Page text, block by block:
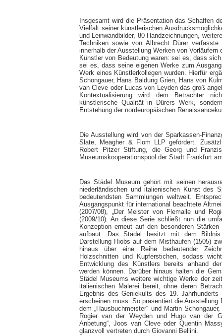
Insgesamt wird die Präsentation das Schaffen
Vielfalt seiner künstlerischen
und Leinwandbilder, 80 Handzeichnungen,
Techniken sowie von Albrecht Dürer
innerhalb der Ausstellung Werken von
Künstler von Bedeutung waren: sei es, dass
sei es, dass seine eigenen Werke zum
Werk eines Künstlerkollegen wurden. Hierfür
Schongauer, Hans Baldung Grien, Hans von
van Cleve oder Lucas von Leyden das groß
Kontextualisierung wird dem Betrachter
künstlerische Qualität in Dürers Werk,
Entstehung der nordeuropäischen
Die Ausstellung wird von der Sparkassen-
Slate, Meagher & Flom LLP gefördert.
Robert Pitzer Stiftung, die Georg und
Museumskooperationspool der Stadt Frankfurt
Das Städel Museum gehört mit seinen
niederländischen und italienischen Kunst des
bedeutendsten Sammlungen weltweit.
Ausgangspunkt für international beachtete
(2007/08), „Der Meister von Flemalle und
(2009/10). An diese Serie schließt nun die
Konzeption erneut auf den besonderen
aufbaut: Das Städel besitzt mit dem
Darstellung Hiobs auf dem Misthaufen (1505)
hinaus über eine Reihe bedeutender
Holzschnitten und Kupferstichen, sodass
Entwicklung des Künstlers bereits anhand
werden können. Darüber hinaus halten die
Städel Museums weitere wichtige Werke der
italienischen Malerei bereit, ohne deren
Ergebnis des Geniekults des 19.
erscheinen muss. So präsentiert die
dem „Hausbuchmeister“ und Martin
Rogier van der Weyden und Hugo van der
Anbetung“, Joos van Cleve oder Quentin
glanzvoll vertreten durch Giovanni Bellini.